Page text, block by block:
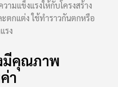
ามแข็งแรงให้กับโครงสร้าง
ตกแต่ง ใช้ทำราวกันตกหรือ
รง
มีคุณภาพ
า